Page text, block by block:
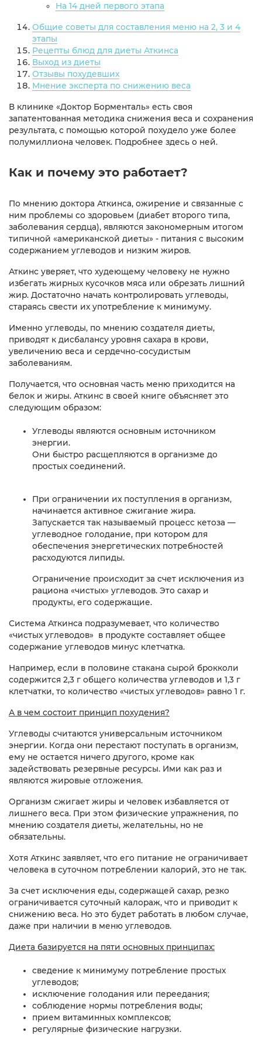
На 14 дней первого этапа
Общие советы для составления меню на 2, 3 и 4
этапы
Рецепты блюд для диеты Аткинса
Выход из диеты
Отзывы похудевших
Мнение эксперта по снижению веса
В клинике «Доктор Борменталь» есть своя
запатентованная методика снижения веса и сохранения
результата, с помощью которой похудело уже более
полумиллиона человек. Подробнее здесь о ней.
Как и почему это работает?
По мнению доктора Аткинса, ожирение и связанные с
ним проблемы со здоровьем (диабет второго типа,
заболевания сердца), являются закономерным итогом
типичной «американской диеты» - питания с высоким
содержанием углеводов и низким жиров.
Аткинс уверяет, что худеющему человеку не нужно
избегать жирных кусочков мяса или обрезать лишний
жир. Достаточно начать контролировать углеводы,
стараясь свести их употребление к минимуму.
Именно углеводы, по мнению создателя диеты,
приводят к дисбалансу уровня сахара в крови,
увеличению веса и сердечно-сосудистым
заболеваниям.
Получается, что основная часть меню приходится на
белок и жиры. Аткинс в своей книге объясняет это
следующим образом:
Углеводы являются основным источником
энергии.
Они быстро расщепляются в организме до
простых соединений.
При ограничении их поступления в организм,
начинается активное сжигание жира.
Запускается так называемый процесс кетоза —
углеводное голодание, при котором для
обеспечения энергетических потребностей
расходуются липиды.
Ограничение происходит за счет исключения из
рациона «чистых» углеводов. Это сахар и
продукты, его содержащие.
Система Аткинса подразумевает, что количество
«чистых углеводов» в продукте составляет общее
содержание углеводов минус клетчатка.
Например, если в половине стакана сырой брокколи
содержится 2,3 г общего количества углеводов и 1,3 г
клетчатки, то количество «чистых углеводов» равно 1 г.
А в чем состоит принцип похудения?
Углеводы считаются универсальным источником
энергии. Когда они перестают поступать в организм,
ему не остается ничего другого, кроме как
задействовать резервные ресурсы. Ими как раз и
являются жировые отложения.
Организм сжигает жиры и человек избавляется от
лишнего веса. При этом физические упражнения, по
мнению создателя диеты, желательны, но не
обязательны.
Хотя Аткинс заявляет, что его питание не ограничивает
человека в суточном потреблении калорий, это не так.
За счет исключения еды, содержащей сахар, резко
ограничивается суточный калораж, что и приводит к
снижению веса. Но это будет работать в любом случае,
даже при наличии в меню углеводов.
Диета базируется на пяти основных принципах:
сведение к минимуму потребление простых
углеводов;
исключение голодания или переедания;
соблюдение нормы потребления воды;
прием витаминных комплексов;
регулярные физические нагрузки.